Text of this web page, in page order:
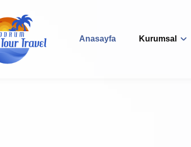
Anasayfa Kurumsal